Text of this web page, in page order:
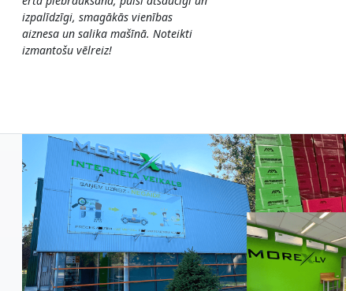
izpalīdzīgi, smagākās vienības
aiznesa un salika mašīnā. Noteikti
izmantošu vēlreiz!